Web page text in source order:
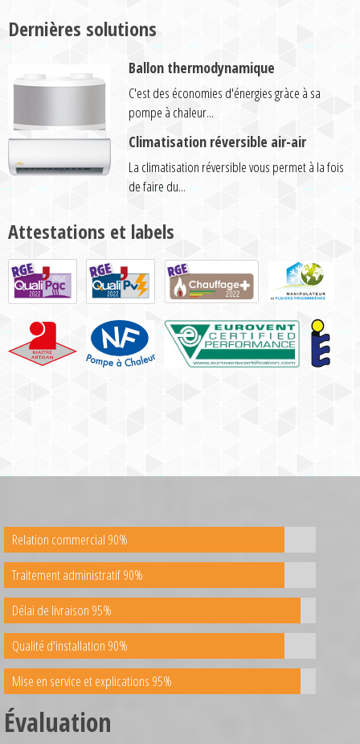
Dernières solutions
Ballon thermodynamique
C'est des économies d'énergies gràce à sa
pompe à chaleur...
Climatisation réversible air-air
La climatisation réversible vous permet à la fois
de faire du...
Attestations et labels
Relation commercial 90%
Traitement administratif 90%
Délai de livraison 95%
Qualité d'installation 90%
Mise en service et explications 95%
Évaluation